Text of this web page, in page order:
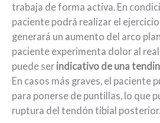
trabaja de forma activa. En
paciente podrá realizar el
generará un aumento del arco
paciente experimenta dolor al
puede ser indicativo de una
En casos más graves, el paciente
para ponerse de puntillas, lo que
ruptura del tendón tibial posterior.